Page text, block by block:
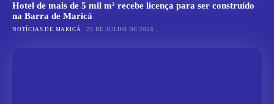
Hotel de mais de 5 mil m² recebe licença para ser construído
na Barra de Maricá
NOTÍCIAS DE MARICÁ 29 DE JULHO DE 2026